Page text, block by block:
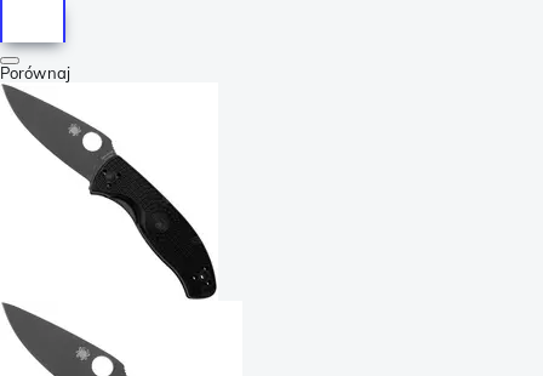
Porównaj